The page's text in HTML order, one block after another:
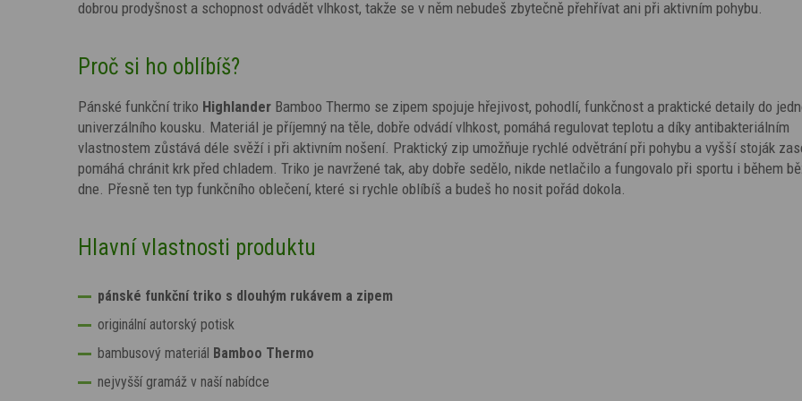
dobrou prodyšnost a schopnost odvádět vlhkost, takže se v něm nebudeš zbytečně přehřívat ani při aktivním pohybu.
Proč si ho oblíbíš?
Pánské funkční triko Highlander Bamboo Thermo se zipem spojuje hřejivost, pohodlí, funkčnost a praktické detaily do
univerzálního kousku. Materiál je příjemný na těle, dobře odvádí vlhkost, pomáhá regulovat teplotu a díky antibakteriálním
vlastnostem zůstává déle svěží i při aktivním nošení. Praktický zip umožňuje rychlé odvětrání při pohybu a vyšší stoják
pomáhá chránit krk před chladem. Triko je navržené tak, aby dobře sedělo, nikde netlačilo a fungovalo při sportu i během
dne. Přesně ten typ funkčního oblečení, které si rychle oblíbíš a budeš ho nosit pořád dokola.
Hlavní vlastnosti produktu
pánské funkční triko s dlouhým rukávem a zipem
originální autorský potisk
bambusový materiál Bamboo Thermo
nejvyšší gramáž v naší nabídce